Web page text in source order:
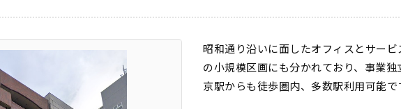
昭和通り沿いに面したオフィスとサー
の小規模区画にも分かれており、事業
京駅からも徒歩圏内、多数駅利用可能で